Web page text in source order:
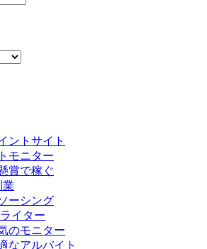
ントサイト
モニター
賞で稼ぐ
業
ーシング
イター
のモニター
なアルバイト